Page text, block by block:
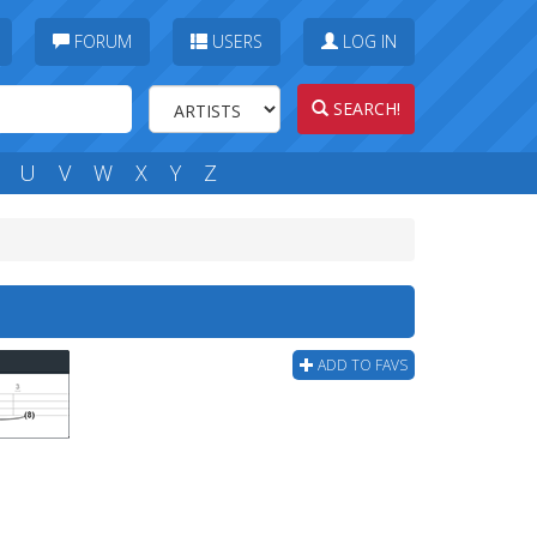
FORUM USERS LOG IN
SEARCH!
U V W X Y Z
ADD TO FAVS